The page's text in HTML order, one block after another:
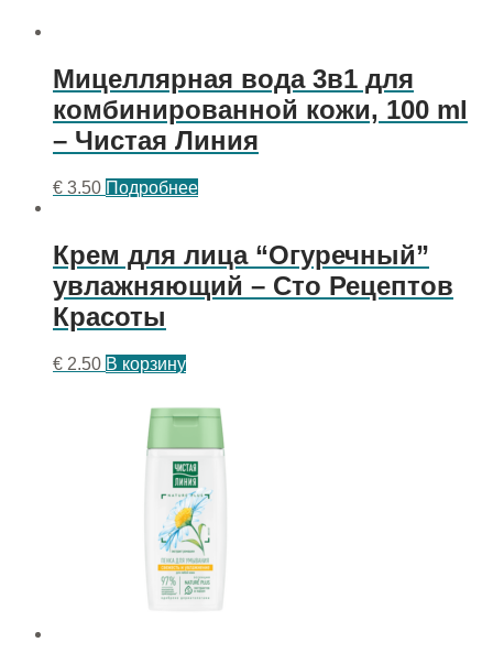
Мицеллярная вода 3в1 для
комбинированной кожи, 100 ml
– Чистая Линия
€ 3.50 Подробнее
Крем для лица “Огуречный”
увлажняющий – Сто Рецептов
Красоты
€ 2.50 В корзину